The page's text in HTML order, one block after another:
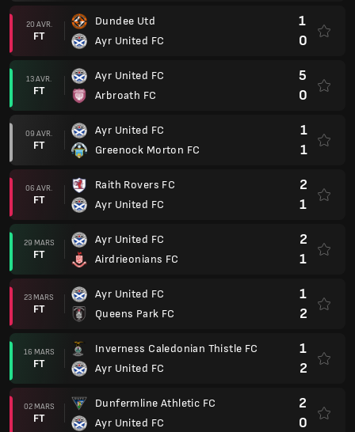
20 AVR.
FT
Dundee Utd
Ayr United FC
1
0
13 AVR.
FT
Ayr United FC
Arbroath FC
5
0
09 AVR.
FT
Ayr United FC
Greenock Morton FC
1
1
06 AVR.
FT
Raith Rovers FC
Ayr United FC
2
1
29 MARS
FT
Ayr United FC
Airdrieonians FC
2
1
23 MARS
FT
Ayr United FC
Queens Park FC
1
2
16 MARS
FT
Inverness Caledonian Thistle FC
Ayr United FC
1
2
02 MARS
FT
Dunfermline Athletic FC
Ayr United FC
2
0